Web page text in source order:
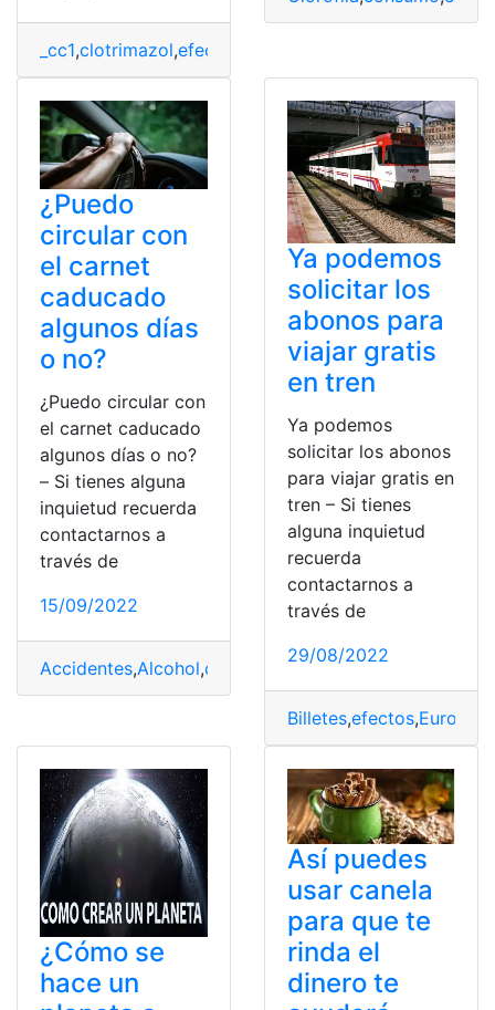
_cc1,clotrimazol,efectos
¿Puedo
circular con
el carnet
caducado
algunos días
o no?
¿Puedo circular con
el carnet caducado
algunos días o no?
– Si tienes alguna
inquietud recuerda
contactarnos a
través de
15/09/2022
Accidentes,Alcohol,carnet carnet de conducir
Ya podemos
solicitar los
abonos para
viajar gratis
en tren
Ya podemos
solicitar los abonos
para viajar gratis en
tren – Si tienes
alguna inquietud
recuerda
contactarnos a
través de
29/08/2022
Billetes,efectos,Europa
¿Cómo se
hace un
Así puedes
usar canela
para que te
rinda el
dinero te